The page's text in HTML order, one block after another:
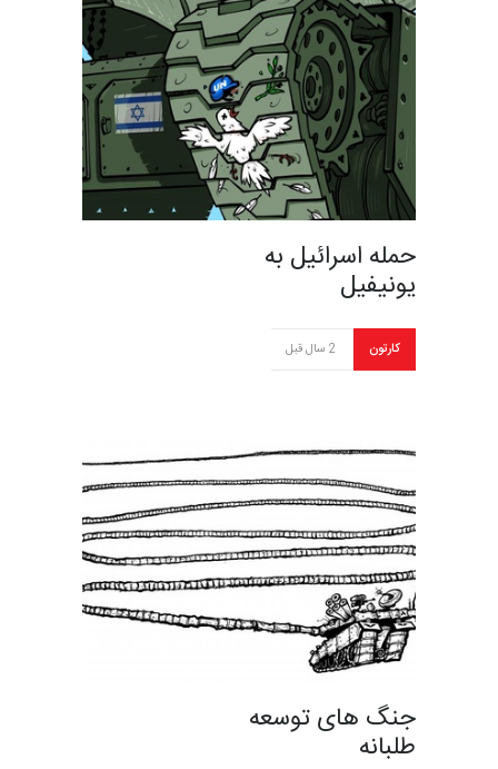
حمله اسرائیل به
یونیفیل
کارتون 2 سال قبل
جنگ های توسعه
طلبانه